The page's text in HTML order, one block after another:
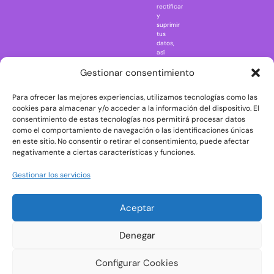
Gestionar consentimiento
Para ofrecer las mejores experiencias, utilizamos tecnologías como las
cookies para almacenar y/o acceder a la información del dispositivo. El
consentimiento de estas tecnologías nos permitirá procesar datos
como el comportamiento de navegación o las identificaciones únicas
en este sitio. No consentir o retirar el consentimiento, puede afectar
negativamente a ciertas características y funciones.
Gestionar los servicios
Aceptar
Denegar
Configurar Cookies
Rick and
The Big Bang
Theory
The Blues
Brothers
The
The Shining
rectificar
y
suprimir
tus
datos,
así
ejercer
consultando
la
información
adicional
y
detallada
sobre